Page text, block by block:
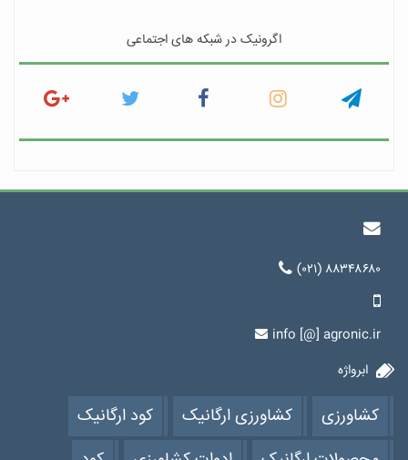
اگرونیک در شبکه های اجتماعی
(۰۲۱) ۸۸۳۴۸۶۸۰
info [@] agronic.ir
ابرواژه
کشاورزی کشاورزی ارگانیک
کود ارگانیک